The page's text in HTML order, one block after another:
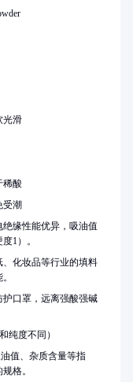
光滑
稀酸
受潮
缘性能优异，吸油值
1）。
化妆品等行业的填料
口罩，远离强酸强碱
纯度不同）
值、杂质含量等指
格。